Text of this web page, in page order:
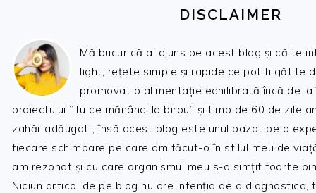
DISCLAIMER
Mă bucur că ai ajuns pe acest blog și că te
light, rețete simple și rapide ce pot fi gătite
promovat o alimentație echilibrată încă de
proiectului ”Tu ce mănânci la birou” și timp de 60 de zile
zahăr adăugat”, însă acest blog este unul bazat pe o
fiecare schimbare pe care am făcut-o în stilul meu de
am rezonat și cu care organismul meu s-a simțit foarte
Niciun articol de pe blog nu are intenția de a diagnostica,